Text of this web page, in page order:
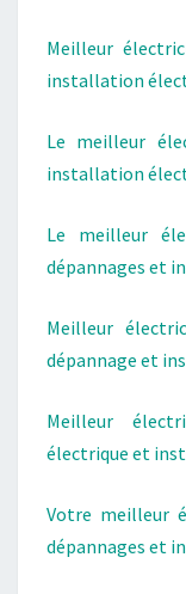
Meilleur
installation
Le meilleur
installation
Le meilleur
dépannages et
Meilleur
dépannage et
Meilleur
électrique et
Votre meilleur
dépannages et